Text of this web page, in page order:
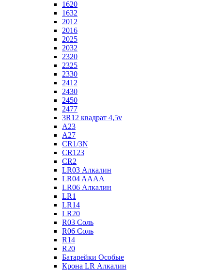
1620
1632
2012
2016
2025
2032
2320
2325
2330
2412
2430
2450
2477
3R12 квадрат 4,5v
A23
A27
CR1/3N
CR123
CR2
LR03 Алкалин
LR04 AAAA
LR06 Алкалин
LR1
LR14
LR20
R03 Соль
R06 Соль
R14
R20
Батарейки Особые
Крона LR Алкалин